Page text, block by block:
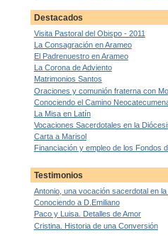
Destacados
Visita Pastoral del Obispo - 2011
La Consagración en Arameo
El Padrenuestro en Arameo
La Corona de Adviento
Matrimonios Santos
Oraciones y comunión fraterna con
Conociendo el Camino
La Misa en Latín
Vocaciones Sacerdotales en la
Carta a Marisol
Financiación y empleo de los Fondos
Testimonios
Antonio, una vocación sacerdotal en
Conociendo a D.Emiliano
Paco y Luisa. Detalles de Amor
Cristina. Historia de una Conversión